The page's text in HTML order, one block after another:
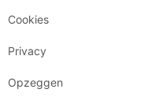
Cookies
Privacy
Opzeggen